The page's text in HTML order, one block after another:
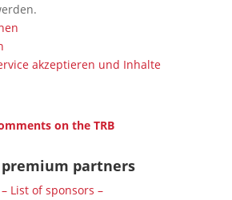
akzeptieren und Inhalte
on the TRB
partners
– List of sponsors –